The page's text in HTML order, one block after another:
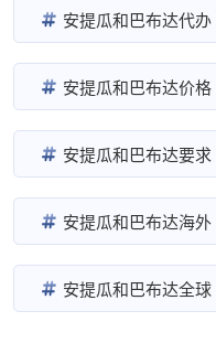
安提瓜和巴布达代办
安提瓜和巴布达价格
安提瓜和巴布达要求
安提瓜和巴布达海外
安提瓜和巴布达全球